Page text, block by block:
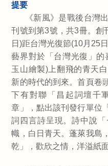
提要
《新風》是戰後台灣出
刊號到第3號，共3冊。創
日)距台灣光復節(10月25
藝界對於「台灣光復」
玉山繪製)上翻飛的青天
新的時代的到來。首頁卷
下有對聯「昌起詞壇千
章」，點出該刊發行單位
詞四言詩呈現。詩中說
幟，白日青天。蓬萊我島
乾」，歡欣之情，洋溢紙面